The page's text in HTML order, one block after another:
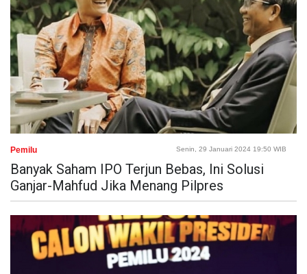
Pemilu Senin, 29 Januari 2024 19:50 WIB
Banyak Saham IPO Terjun Bebas, Ini Solusi
Ganjar-Mahfud Jika Menang Pilpres